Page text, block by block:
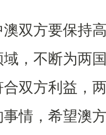
方要保持高
，不断为两
双方利益，
情，希望澳